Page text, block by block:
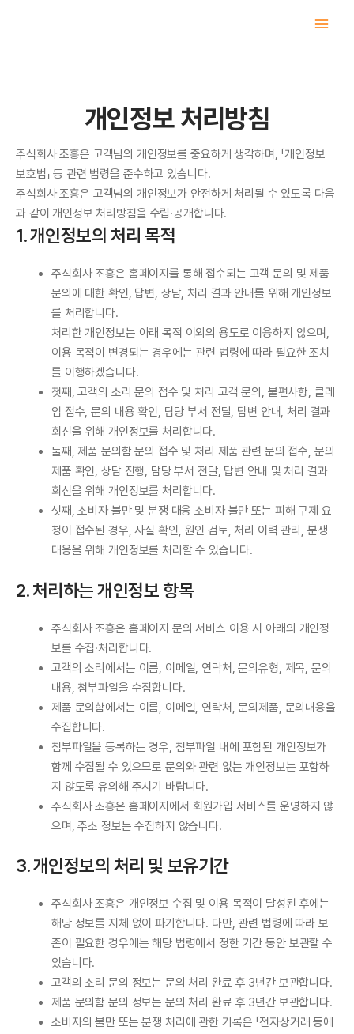
개인정보 처리방침
주식회사 조흥은 고객님의 개인정보를 중요하게 생각하며, 「개인정보
보호법」 등 관련 법령을 준수하고 있습니다.
주식회사 조흥은 고객님의 개인정보가 안전하게 처리될 수 있도록 다음
과 같이 개인정보 처리방침을 수립·공개합니다.
1. 개인정보의 처리 목적
주식회사 조흥은 홈페이지를 통해 접수되는 고객 문의 및 제품
문의에 대한 확인, 답변, 상담, 처리 결과 안내를 위해 개인정보
를 처리합니다.
처리한 개인정보는 아래 목적 이외의 용도로 이용하지 않으며,
이용 목적이 변경되는 경우에는 관련 법령에 따라 필요한 조치
를 이행하겠습니다.
첫째, 고객의 소리 문의 접수 및 처리 고객 문의, 불편사항, 클레
임 접수, 문의 내용 확인, 담당 부서 전달, 답변 안내, 처리 결과
회신을 위해 개인정보를 처리합니다.
둘째, 제품 문의함 문의 접수 및 처리 제품 관련 문의 접수, 문의
제품 확인, 상담 진행, 담당 부서 전달, 답변 안내 및 처리 결과
회신을 위해 개인정보를 처리합니다.
셋째, 소비자 불만 및 분쟁 대응 소비자 불만 또는 피해 구제 요
청이 접수된 경우, 사실 확인, 원인 검토, 처리 이력 관리, 분쟁
대응을 위해 개인정보를 처리할 수 있습니다.
2. 처리하는 개인정보 항목
주식회사 조흥은 홈페이지 문의 서비스 이용 시 아래의 개인정
보를 수집·처리합니다.
고객의 소리에서는 이름, 이메일, 연락처, 문의유형, 제목, 문의
내용, 첨부파일을 수집합니다.
제품 문의함에서는 이름, 이메일, 연락처, 문의제품, 문의내용을
수집합니다.
첨부파일을 등록하는 경우, 첨부파일 내에 포함된 개인정보가
함께 수집될 수 있으므로 문의와 관련 없는 개인정보는 포함하
지 않도록 유의해 주시기 바랍니다.
주식회사 조흥은 홈페이지에서 회원가입 서비스를 운영하지 않
으며, 주소 정보는 수집하지 않습니다.
3. 개인정보의 처리 및 보유기간
주식회사 조흥은 개인정보 수집 및 이용 목적이 달성된 후에는
해당 정보를 지체 없이 파기합니다. 다만, 관련 법령에 따라 보
존이 필요한 경우에는 해당 법령에서 정한 기간 동안 보관할 수
있습니다.
고객의 소리 문의 정보는 문의 처리 완료 후 3년간 보관합니다.
제품 문의함 문의 정보는 문의 처리 완료 후 3년간 보관합니다.
소비자의 불만 또는 분쟁 처리에 관한 기록은 「전자상거래 등에